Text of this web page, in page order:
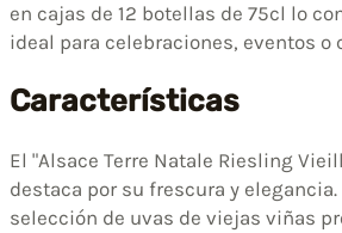
en cajas de 12 botellas de 75cl lo
ideal para celebraciones, eventos o
Características
El "Alsace Terre Natale Riesling
destaca por su frescura y
selección de uvas de viejas viñas